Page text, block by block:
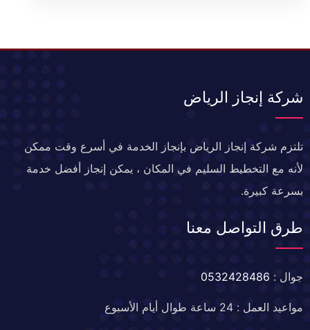
شركة إنجاز الرياض
تلتزم شركة إنجاز الرياض بإنجاز الخدمة في أسرع وقت ممكن
لأنه مع التخطيط السليم في المكان ، يمكن إنجاز أفضل خدمة
بسرعة كبيرة.
طرق التواصل معنا
جوال : 0532428486
مواعيد العمل : 24 ساعة طوال أيام الأسبوع